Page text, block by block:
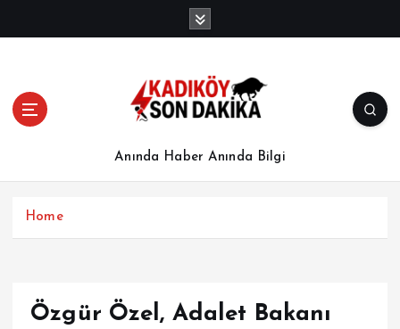
Anında Haber Anında Bilgi
Home
Özgür Özel, Adalet Bakanı